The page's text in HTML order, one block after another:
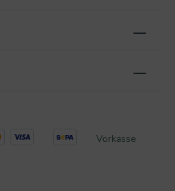
Vorkasse